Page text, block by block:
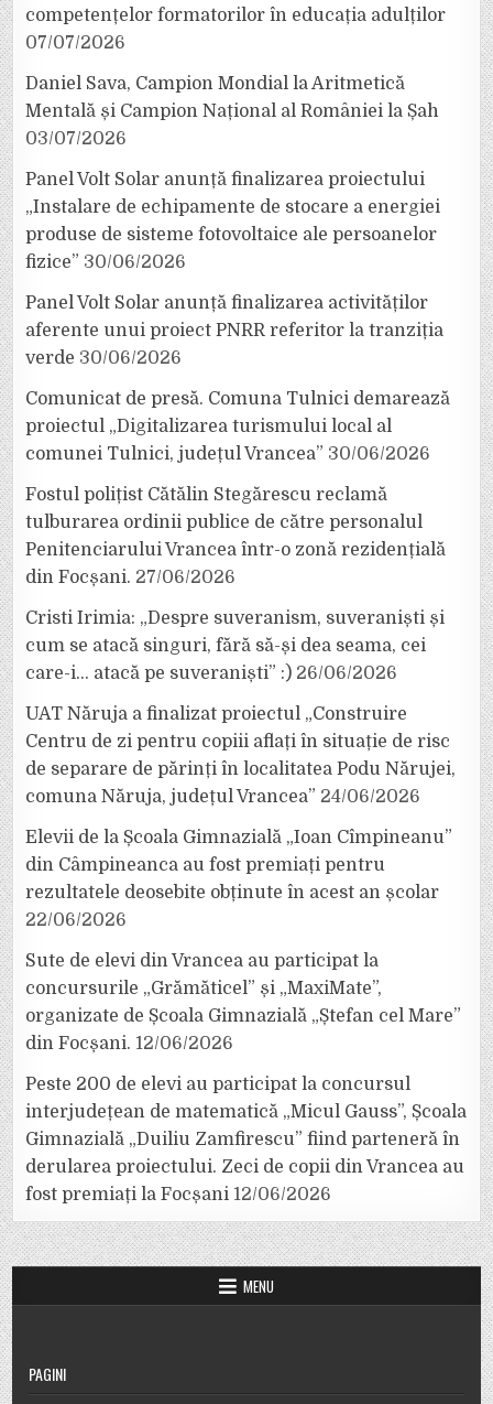
competențelor formatorilor în educația adulților
07/07/2026
Daniel Sava, Campion Mondial la Aritmetică
Mentală și Campion Național al României la Șah
03/07/2026
Panel Volt Solar anunță finalizarea proiectului
„Instalare de echipamente de stocare a energiei
produse de sisteme fotovoltaice ale persoanelor
fizice” 30/06/2026
Panel Volt Solar anunță finalizarea activităților
aferente unui proiect PNRR referitor la tranziția
verde 30/06/2026
Comunicat de presă. Comuna Tulnici demarează
proiectul „Digitalizarea turismului local al
comunei Tulnici, județul Vrancea” 30/06/2026
Fostul polițist Cătălin Stegărescu reclamă
tulburarea ordinii publice de către personalul
Penitenciarului Vrancea într-o zonă rezidențială
din Focșani. 27/06/2026
Cristi Irimia: „Despre suveranism, suveraniști și
cum se atacă singuri, fără să-și dea seama, cei
care-i… atacă pe suveraniști” :) 26/06/2026
UAT Năruja a finalizat proiectul „Construire
Centru de zi pentru copiii aflați în situație de risc
de separare de părinți în localitatea Podu Nărujei,
comuna Năruja, județul Vrancea” 24/06/2026
Elevii de la Școala Gimnazială „Ioan Cîmpineanu”
din Câmpineanca au fost premiați pentru
rezultatele deosebite obținute în acest an școlar
22/06/2026
Sute de elevi din Vrancea au participat la
concursurile „Grămăticel” și „MaxiMate”,
organizate de Școala Gimnazială „Ștefan cel Mare”
din Focșani. 12/06/2026
Peste 200 de elevi au participat la concursul
interjudețean de matematică „Micul Gauss”, Școala
Gimnazială „Duiliu Zamfirescu” fiind parteneră în
derularea proiectului. Zeci de copii din Vrancea au
fost premiați la Focșani 12/06/2026
MENU
PAGINI